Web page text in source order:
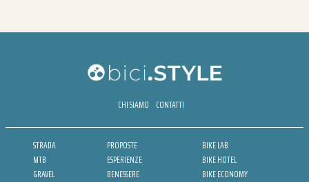
CHI SIAMO CONTATTI
STRADA
MTB
GRAVEL
PROPOSTE
ESPERIENZE
BENESSERE
BIKE LAB
BIKE HOTEL
BIKE ECONOMY